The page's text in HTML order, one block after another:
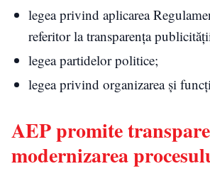
legea privind aplicarea
referitor la transparența
legea partidelor politice;
legea privind organizarea și
AEP promite
modernizarea